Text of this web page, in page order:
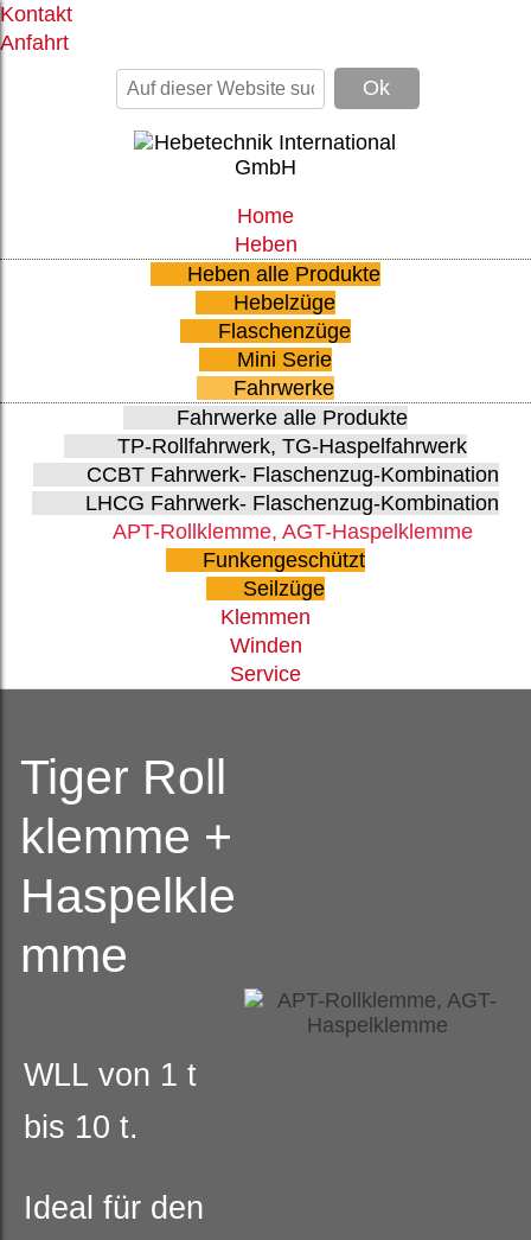
Kontakt
Anfahrt
Home
Heben
Heben alle Produkte
Hebelzüge
Flaschenzüge
Mini Serie
Fahrwerke
Fahrwerke alle Produkte
TP-Rollfahrwerk, TG-Haspelfahrwerk
CCBT Fahrwerk- Flaschenzug-Kombination
LHCG Fahrwerk- Flaschenzug-Kombination
APT-Rollklemme, AGT-Haspelklemme
Funkengeschützt
Seilzüge
Klemmen
Winden
Service
Tiger Roll
klemme +
Haspelkle
mme
WLL von 1 t
bis 10 t.
Ideal für den